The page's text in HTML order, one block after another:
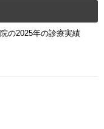
の2025年の診療実績